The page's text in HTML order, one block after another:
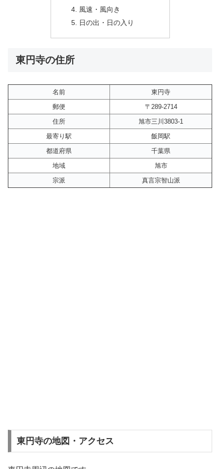
風速・風向き
日の出・日の入り
東円寺の住所
名前
東円寺
郵便
〒289-2714
住所
旭市三川3803-1
最寄り駅
飯岡駅
都道府県
千葉県
地域
旭市
宗派
真言宗智山派
東円寺の地図・アクセス